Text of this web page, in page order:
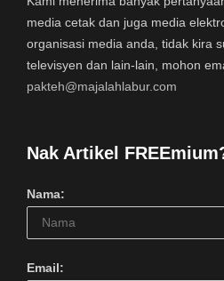
media cetak dan juga media
organisasi media anda, tidak kira
televisyen dan lain-lain, mohon
pakteh@majalahlabur.com
Nak Artikel
Nama:
Email: